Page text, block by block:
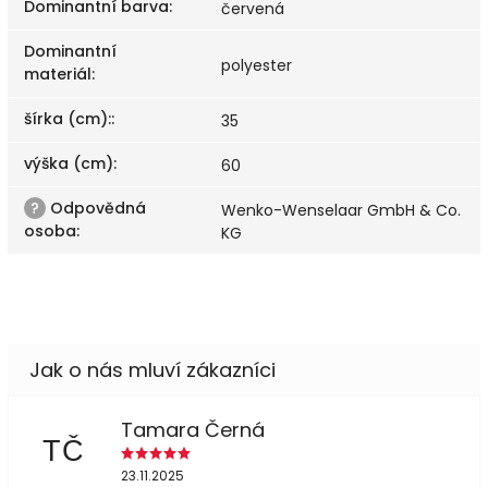
Dominantní barva:
červená
Dominantní
materiál: polyester
šírka (cm)::
35
výška (cm):
60
? Odpovědná
osoba:
Wenko-Wenselaar GmbH & Co.
KG
TČ
Tamara Černá
23.11.2025